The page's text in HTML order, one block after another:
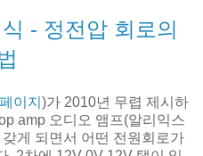
- 정전압 회로의
이지 )가 2010년 무렵 제시하
amp 오디오 앰프(알리익스
게 되면서 어떤 전원회로가